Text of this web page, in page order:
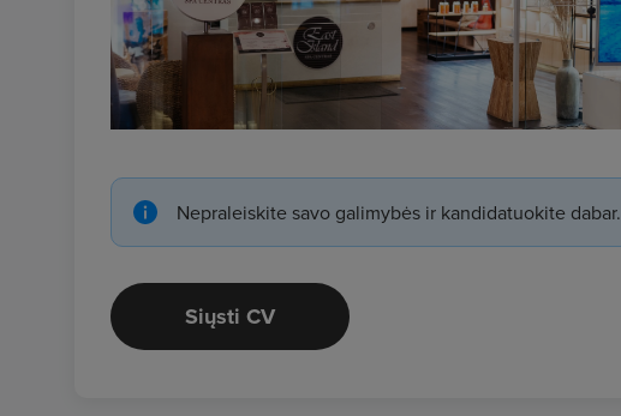
Nepraleiskite savo galimybės ir kandidatuokite dabar.
Siųsti CV